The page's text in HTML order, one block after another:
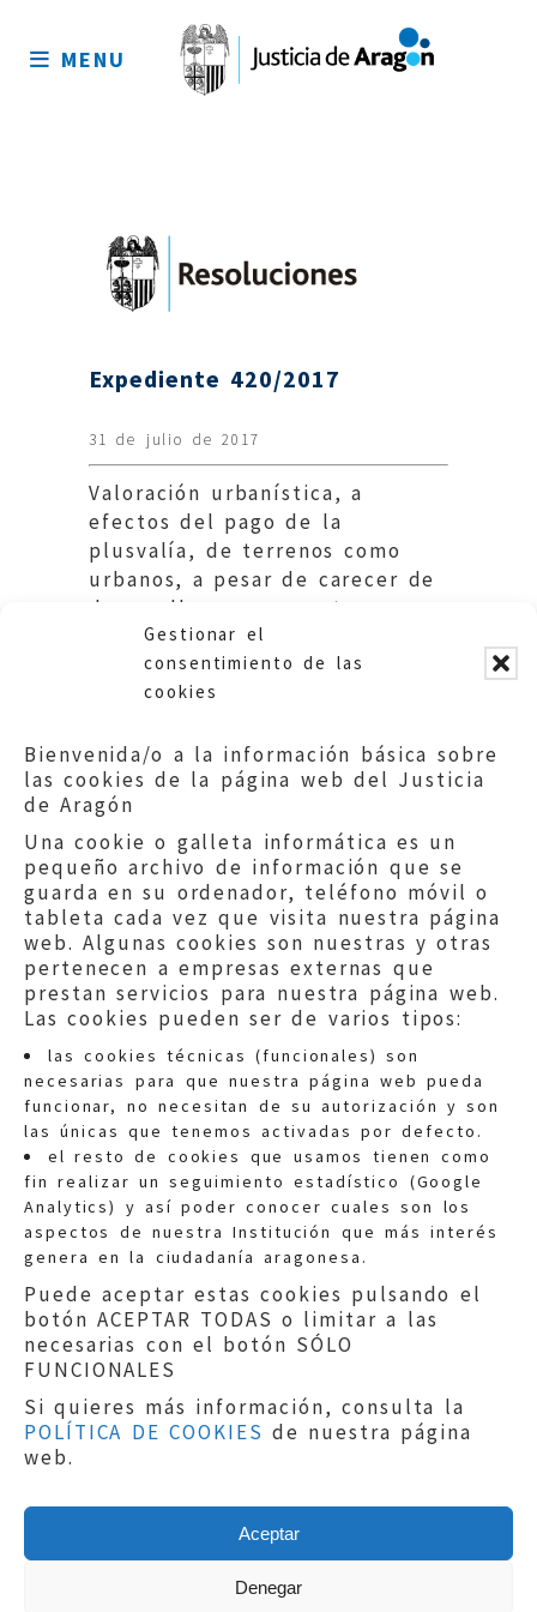
Gestionar el
consentimiento de las
cookies
Bienvenida/o a la información básica sobre
las cookies de la página web del Justicia
de Aragón
Una cookie o galleta informática es un
pequeño archivo de información que se
guarda en su ordenador, teléfono móvil o
tableta cada vez que visita nuestra página
web. Algunas cookies son nuestras y otras
pertenecen a empresas externas que
prestan servicios para nuestra página web.
Las cookies pueden ser de varios tipos:
las cookies técnicas (funcionales) son
necesarias para que nuestra página web pueda
funcionar, no necesitan de su autorización y son
las únicas que tenemos activadas por defecto.
el resto de cookies que usamos tienen como
fin realizar un seguimiento estadístico (Google
Analytics) y así poder conocer cuales son los
aspectos de nuestra Institución que más interés
genera en la ciudadanía aragonesa.
Puede aceptar estas cookies pulsando el
botón ACEPTAR TODAS o limitar a las
necesarias con el botón SÓLO
FUNCIONALES
Si quieres más información, consulta la
POLÍTICA DE COOKIES de nuestra página
web.
Aceptar
Denegar
sitio
MENU
Expediente 420/2017
31 de julio de 2017
Valoración urbanística, a
efectos del pago de la
plusvalía, de terrenos como
urbanos, a pesar de carecer de
desarrollo que concrete usos.
Ayuntamiento de La Almunia.
Quejas:quejas@eljusticiadearagon.es
Información general:
informacion@eljusticiadearagon.es
Teléfonos:900 210 210/
Aviso legal|Política de privacidad|
Protección de Datos
Política de cookies
Copyright © 2019El Justicia de Aragón|
Sephor Consulting